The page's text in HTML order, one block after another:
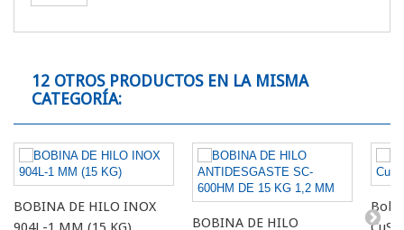
12 OTROS PRODUCTOS EN LA MISMA
CATEGORÍA:
BOBINA DE HILO INOX
BOBINA DE HILO